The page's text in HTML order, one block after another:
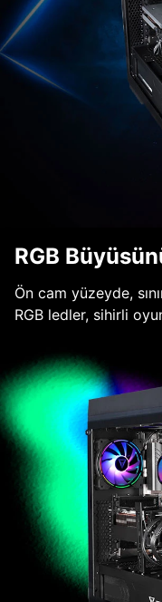
RGB
Ön cam yüzeyde,
RGB ledler, sihirli